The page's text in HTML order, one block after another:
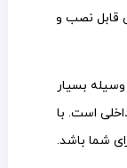
قابل نصب و
بسیار
است. با
شما باشد.